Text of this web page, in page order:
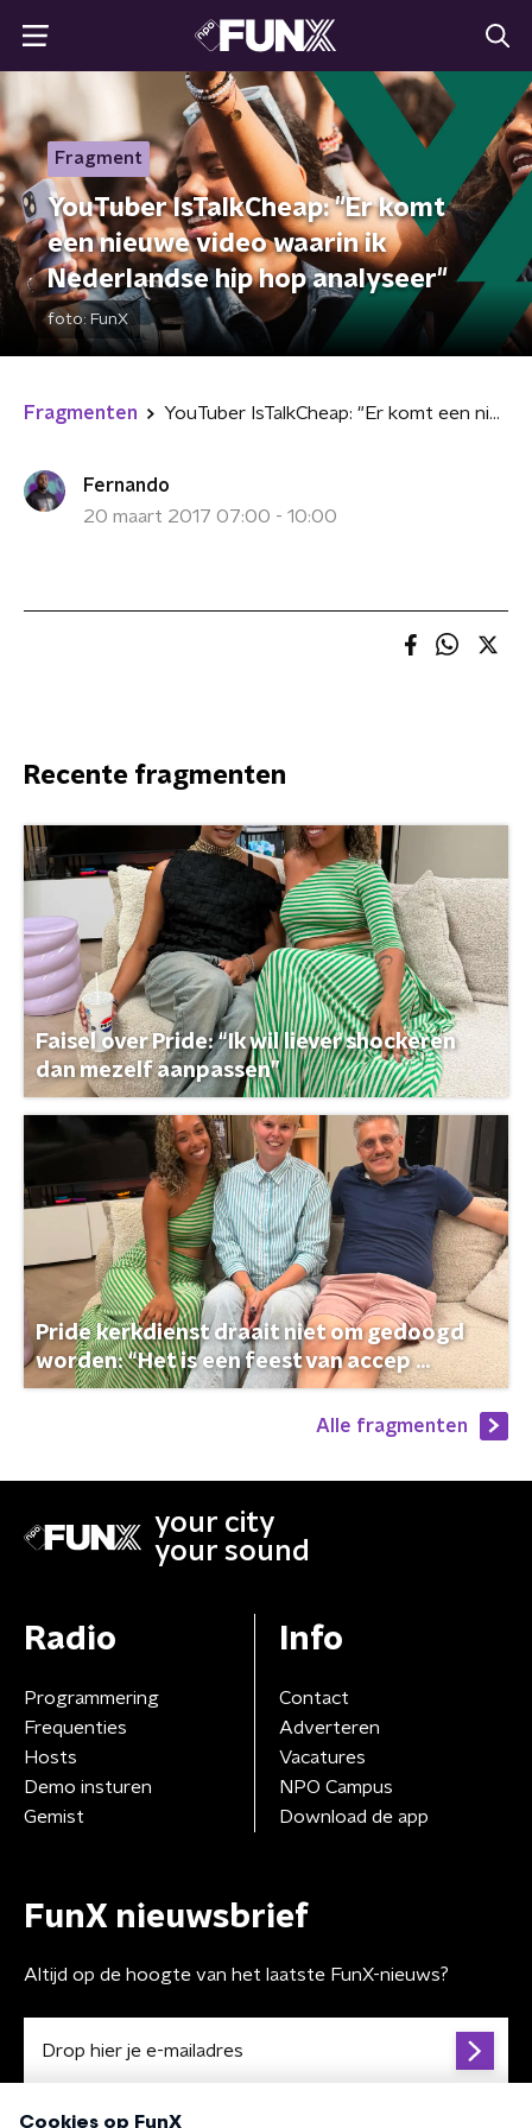
Fragment
YouTuber IsTalkCheap: "Er komt
een nieuwe video waarin ik
Nederlandse hip hop analyseer"
foto: FunX
Fragmenten YouTuber IsTalkCheap: "Er komt een nieuwe video waarin ik Nederlandse hip hop analyseer"
Fernando
20 maart 2017 07:00 - 10:00
Recente fragmenten
Faisel over Pride: “Ik wil liever shockeren
dan mezelf aanpassen”
Pride kerkdienst draait niet om gedoogd
worden: “Het is een feest van accep ...
Alle fragmenten
your city
your sound
Radio
Programmering
Frequenties
Hosts
Demo insturen
Gemist
Info
Contact
Adverteren
Vacatures
NPO Campus
Download de app
FunX nieuwsbrief
Altijd op de hoogte van het laatste FunX-nieuws?